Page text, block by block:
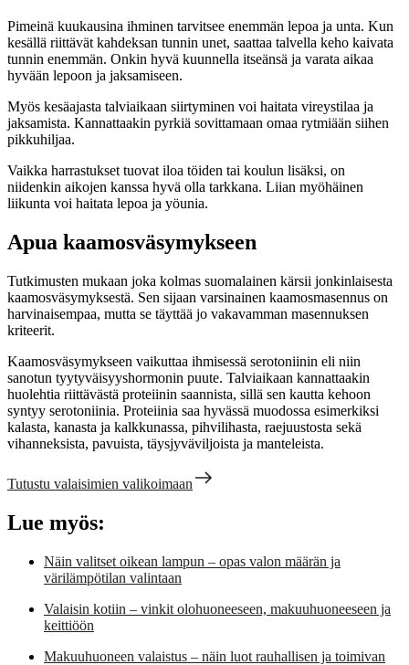
Pimeinä kuukausina ihminen tarvitsee enemmän lepoa ja unta. Kun
kesällä riittävät kahdeksan tunnin unet, saattaa talvella keho kaivata
tunnin enemmän. Onkin hyvä kuunnella itseänsä ja varata aikaa
hyvään lepoon ja jaksamiseen.
Myös kesäajasta talviaikaan siirtyminen voi haitata vireystilaa ja
jaksamista. Kannattaakin pyrkiä sovittamaan omaa rytmiään siihen
pikkuhiljaa.
Vaikka harrastukset tuovat iloa töiden tai koulun lisäksi, on
niidenkin aikojen kanssa hyvä olla tarkkana. Liian myöhäinen
liikunta voi haitata lepoa ja yöunia.
Apua kaamosväsymykseen
Tutkimusten mukaan joka kolmas suomalainen kärsii jonkinlaisesta
kaamosväsymyksestä. Sen sijaan varsinainen kaamosmasennus on
harvinaisempaa, mutta se täyttää jo vakavamman masennuksen
kriteerit.
Kaamosväsymykseen vaikuttaa ihmisessä serotoniinin eli niin
sanotun tyytyväisyyshormonin puute. Talviaikaan kannattaakin
huolehtia riittävästä proteiinin saannista, sillä sen kautta kehoon
syntyy serotoniinia. Proteiinia saa hyvässä muodossa esimerkiksi
kalasta, kanasta ja kalkkunassa, pihvilihasta, raejuustosta sekä
vihanneksista, pavuista, täysjyväviljoista ja manteleista.
Tutustu valaisimien valikoimaan
Lue myös:
Näin valitset oikean lampun – opas valon määrän ja
värilämpötilan valintaan
Valaisin kotiin – vinkit olohuoneeseen, makuuhuoneeseen ja
keittiöön
Makuuhuoneen valaistus – näin luot rauhallisen ja toimivan